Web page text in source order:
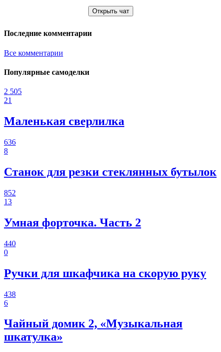
Открыть чат
Последние комментарии
Все комментарии
Популярные самоделки
2 505
21
Маленькая сверлилка
636
8
Станок для резки стеклянных бутылок
852
13
Умная форточка. Часть 2
440
0
Ручки для шкафчика на скорую руку
438
6
Чайный домик 2, «Музыкальная
шкатулка»